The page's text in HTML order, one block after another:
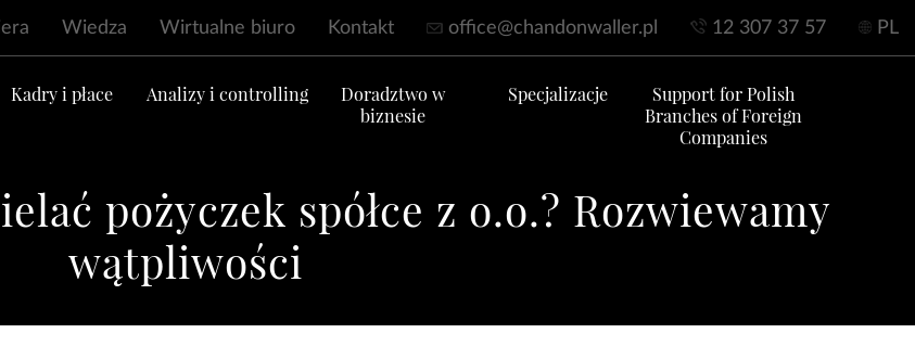
Wiedza Wirtualne biuro Kontakt office@chandonwaller.pl 12 307 37 57 PL
Kadry i płace Analizy i controlling
Doradztwo w
biznesie
Specjalizacje
Support for Polish
Branches of Foreign
Companies
pożyczek spółce z o.o.? Rozwiewamy
wątpliwości